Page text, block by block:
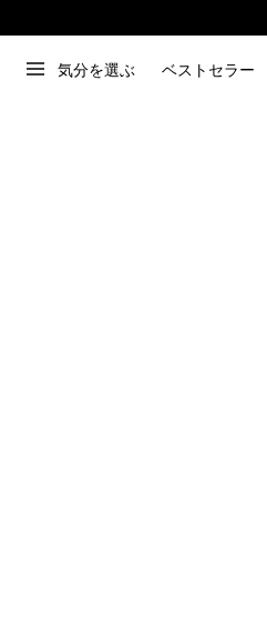
気分を選ぶ ベストセラー